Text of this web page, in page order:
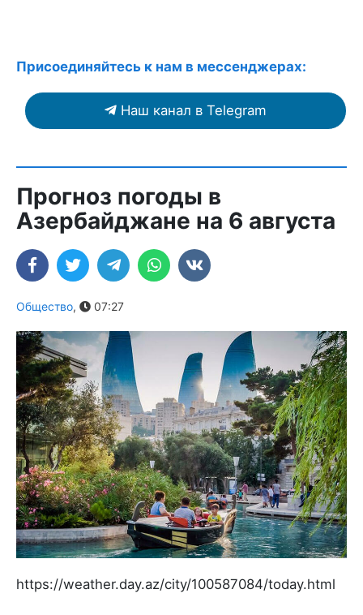
Присоединяйтесь к нам в мессенджерах:
Наш канал в Telegram
Прогноз погоды в
Азербайджане на 6 августа
Общество, 07:27
https://weather.day.az/city/100587084/today.html